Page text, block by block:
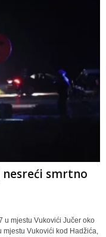
nesreći smrtno
u mjestu Vukovići Jučer oko
mjestu Vukovići kod Hadžića,